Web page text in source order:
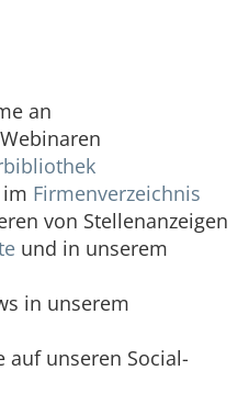
an
Firmenverzeichnis
von Stellenanzeigen
und in unserem
in unserem
auf unseren Social-